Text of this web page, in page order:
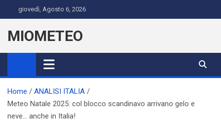
to
content
giovedì, Agosto 6, 2026
MIOMETEO
Home
ANALISI ITALIA
Meteo Natale 2025: col blocco scandinavo arrivano gelo e
neve… anche in Italia!